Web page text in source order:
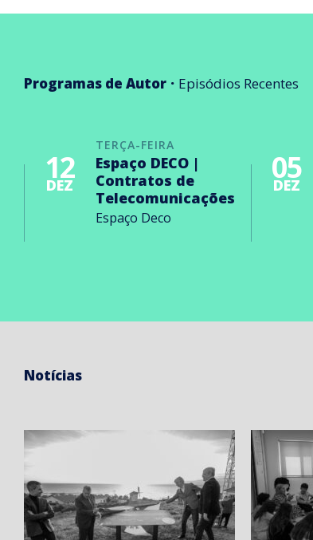
Programas de Autor Episódios Recentes
TERÇA-FEIRA
12
DEZ
Espaço DECO |
Contratos de
Telecomunicações
Espaço Deco
05
DEZ
Notícias